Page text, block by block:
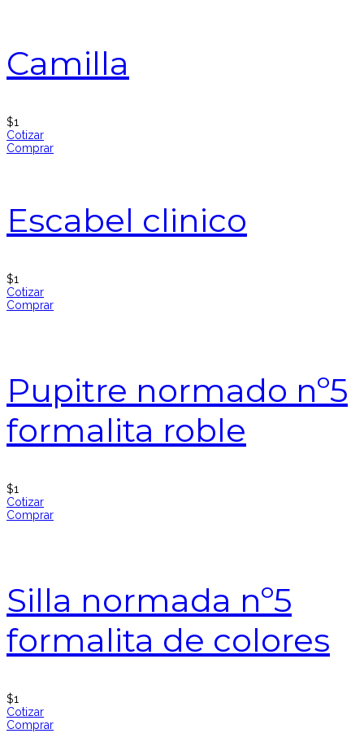
Camilla
$1
Cotizar
Comprar
Escabel clinico
$1
Cotizar
Comprar
Pupitre normado nº5
formalita roble
$1
Cotizar
Comprar
Silla normada nº5
formalita de colores
$1
Cotizar
Comprar